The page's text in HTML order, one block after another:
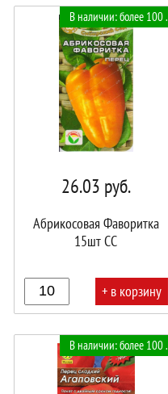
В наличии: более 100 .
26.03 руб.
Абрикосовая Фаворитка
15шт СС
+ в корзину
В наличии: более 100 .